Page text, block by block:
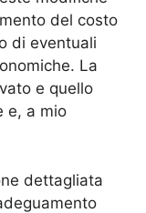
del costo
di eventuali
La
e quello
e, a mio
dettagliata